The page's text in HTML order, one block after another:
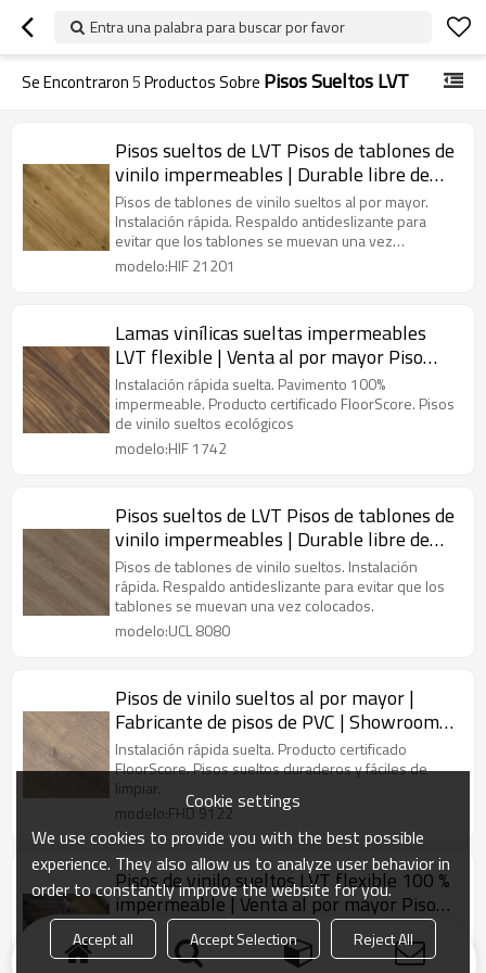
Entra una palabra para buscar por favor
Se Encontraron5Productos Sobre Pisos Sueltos LVT
Pisos sueltos de LVT Pisos de tablones de
vinilo impermeables | Durable libre de
COV resistente a la decoloración |
Fabricante de pisos de PVC HIF 21201
Pisos de tablones de vinilo sueltos al por mayor.
Instalación rápida. Respaldo antideslizante para
evitar que los tablones se muevan una vez
colocados.
modelo:HIF 21201
Lamas vinílicas sueltas impermeables
LVT flexible | Venta al por mayor Piso
PVC 7''x48'' 5mm | Floorscore Reciclable
Fácil Instalación HIF 1742
Instalación rápida suelta. Pavimento 100%
impermeable. Producto certificado FloorScore. Pisos
de vinilo sueltos ecológicos
modelo:HIF 1742
Pisos sueltos de LVT Pisos de tablones de
vinilo impermeables | Durable libre de
COV resistente a la decoloración |
Fabricante de pisos de PVC UCL 8080
Pisos de tablones de vinilo sueltos. Instalación
rápida. Respaldo antideslizante para evitar que los
tablones se muevan una vez colocados.
modelo:UCL 8080
Pisos de vinilo sueltos al por mayor |
Fabricante de pisos de PVC | Showroom
de tienda comercial | Durable
Antideslizante Flexible HDF 9122
Instalación rápida suelta. Producto certificado
FloorScore. Pisos sueltos duraderos y fáciles de
limpiar.
modelo:FHD 9122
Pisos de vinilo sueltos LVT flexible 100 %
impermeable | Venta al por mayor Piso
PVC 7''x48'' 5mm | Floorscore Reciclable
Fácil Instalación HIF 20461
Instalación rápida suelta. 100% impermeable.
Producto certificado FloorScore. Pisos de vinilo
Cookie settings
We use cookies to provide you with the best possible
experience. They also allow us to analyze user behavior in
order to constantly improve the website for you.
Accept all Accept Selection
Reject All